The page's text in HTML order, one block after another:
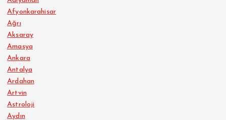
Afyonkarahisar
Ağrı
Aksaray
Amasya
Ankara
Antalya
Ardahan
Artvin
Astroloji
Aydın